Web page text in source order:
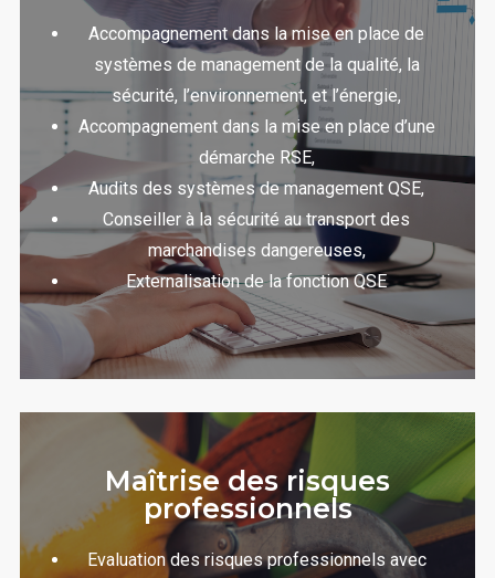
Accompagnement dans la mise en place de
systèmes de management de la qualité, la
sécurité, l’environnement, et l’énergie,
Accompagnement dans la mise en place d’une
démarche RSE,
Audits des systèmes de management QSE,
Conseiller à la sécurité au transport des
marchandises dangereuses,
Externalisation de la fonction QSE
Maîtrise des risques
professionnels
Evaluation des risques professionnels avec